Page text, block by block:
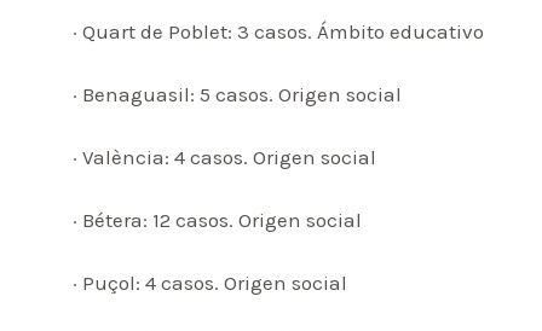
· Quart de Poblet: 3 casos. Ámbito educativo
· Benaguasil: 5 casos. Origen social
· València: 4 casos. Origen social
· Bétera: 12 casos. Origen social
· Puçol: 4 casos. Origen social